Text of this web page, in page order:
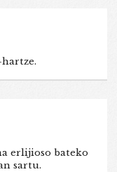
erlijioso bateko
sartu.